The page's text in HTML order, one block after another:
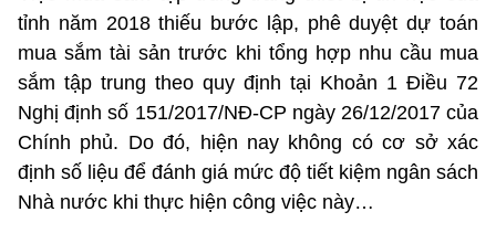
tỉnh năm 2018 thiếu bước lập, phê duyệt dự toán
mua sắm tài sản trước khi tổng hợp nhu cầu mua
sắm tập trung theo quy định tại Khoản 1 Điều 72
Nghị định số 151/2017/NĐ-CP ngày 26/12/2017 của
Chính phủ. Do đó, hiện nay không có cơ sở xác
định số liệu để đánh giá mức độ tiết kiệm ngân sách
Nhà nước khi thực hiện công việc này…